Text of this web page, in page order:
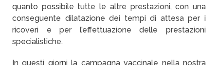
quanto possibile tutte le altre prestazioni, con una
conseguente dilatazione dei tempi di attesa per i
ricoveri e per l’effettuazione delle prestazioni
specialistiche.
In questi giorni la campagna vaccinale nella nostra